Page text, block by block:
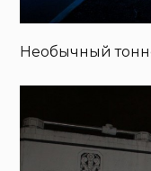
Необычный